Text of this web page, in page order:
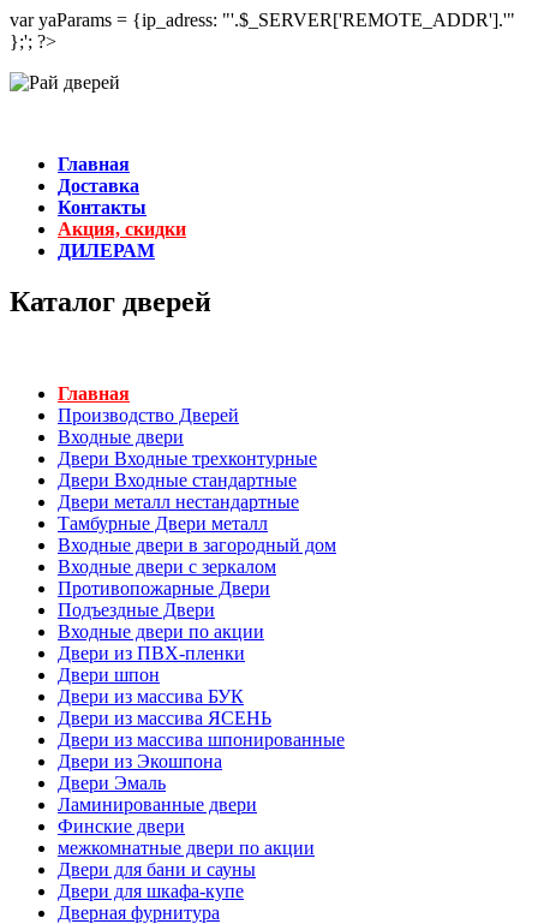
var yaParams = {ip_adress: "'.$_SERVER['REMOTE_ADDR'].'"
};'; ?>
Главная
Доставка
Контакты
Акция, скидки
ДИЛЕРАМ
Каталог дверей
Главная
Производство Дверей
Входные двери
Двери Входные трехконтурные
Двери Входные стандартные
Двери металл нестандартные
Тамбурные Двери металл
Входные двери в загородный дом
Входные двери с зеркалом
Противопожарные Двери
Подъездные Двери
Входные двери по акции
Двери из ПВХ-пленки
Двери шпон
Двери из массива БУК
Двери из массива ЯСЕНЬ
Двери из массива шпонированные
Двери из Экошпона
Двери Эмаль
Ламинированные двери
Финские двери
межкомнатные двери по акции
Двери для бани и сауны
Двери для шкафа-купе
Дверная фурнитура